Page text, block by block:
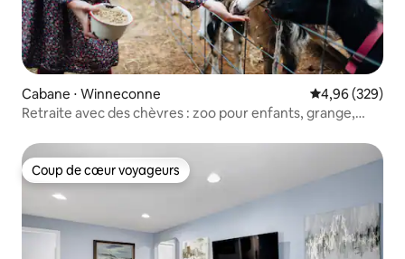
Cabane ⋅ Winneconne Évaluation
4,96 (329)
Retraite avec des chèvres : zoo pour enfants, grange,
Coup de cœur voyageurs
Coup de cœur voyageurs